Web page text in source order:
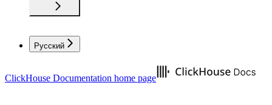
Русский
ClickHouse Documentation home page